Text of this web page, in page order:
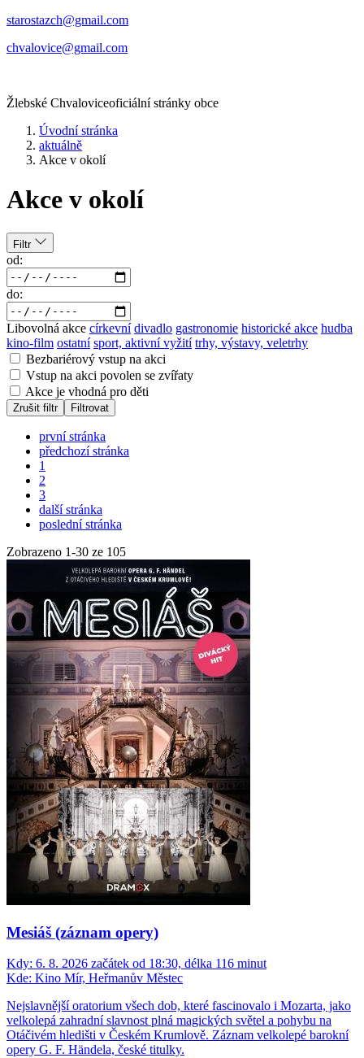
​​​​starostazch@gmail.com
​​​​chvalovice@gmail.com
Žlebské Chvaloviceoficiální stránky obce
Úvodní stránka
aktuálně
Akce v okolí
Akce v okolí
Filtr
od:
do:
Libovolná akce církevní divadlo gastronomie historické akce hudba
kino-film ostatní sport, aktivní vyžití trhy, výstavy, veletrhy
Bezbariérový vstup na akci
Vstup na akci povolen se zvířaty
Akce je vhodná pro děti
Zrušit filtr Filtrovat
první stránka
předchozí stránka
1
2
3
další stránka
poslední stránka
Zobrazeno 1-30 ze 105
Mesiáš (záznam opery)
Kdy: 6. 8. 2026 začátek od 18:30, délka 116 minut
Kde: Kino Mír, Heřmanův Městec
Nejslavnější oratorium všech dob, které fascinovalo i Mozarta, jako
velkolepá zahradní slavnost plná magických světel a pohybu na
Otáčivém hledišti v Českém Krumlově. Záznam velkolepé barokní
opery G. F. Händela, české titulky.